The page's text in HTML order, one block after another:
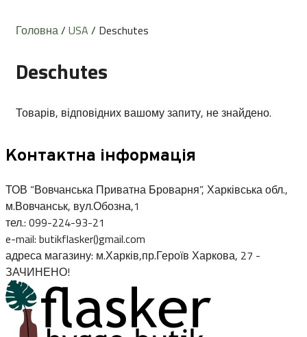
Головна/ USA / Deschutes
Deschutes
Товарів, відповідних вашому запиту, не знайдено.
Контактна інформація
ТОВ “Вовчанська Приватна Броварня”, Харківська обл.,
м.Вовчанськ, вул.Обозна,1
тел.: 099-224-93-21
e-mail: butikflasker()gmail.com
адреса магазину: м.Харків,пр.Героїв Харкова, 27 -
ЗАЧИНЕНО!